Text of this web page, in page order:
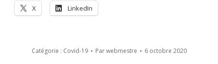
X LinkedIn
Catégorie : Covid-19 Parwebmestre 6 octobre 2020